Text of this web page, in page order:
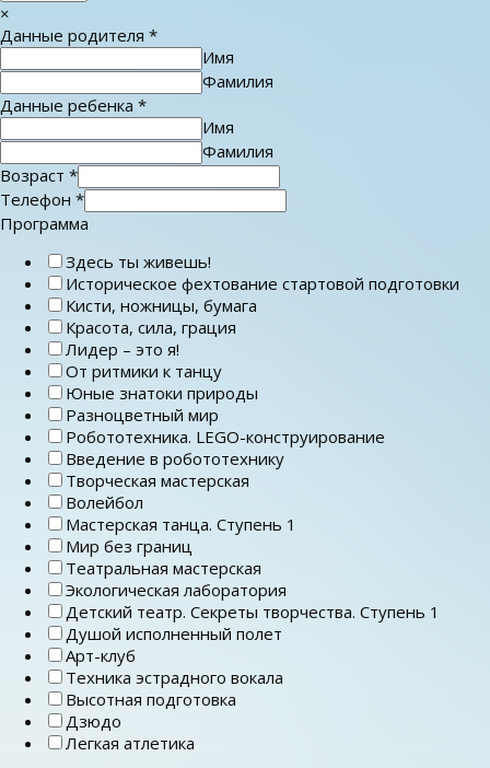
×
Данные родителя *
Имя
Фамилия
Данные ребенка *
Имя
Фамилия
Возраст *
Телефон *
Программа
Здесь ты живешь!
Историческое фехтование стартовой подготовки
Кисти, ножницы, бумага
Красота, сила, грация
Лидер – это я!
От ритмики к танцу
Юные знатоки природы
Разноцветный мир
Робототехника. LEGO-конструирование
Введение в робототехнику
Творческая мастерская
Волейбол
Мастерская танца. Ступень 1
Мир без границ
Театральная мастерская
Экологическая лаборатория
Детский театр. Секреты творчества. Ступень 1
Душой исполненный полет
Арт-клуб
Техника эстрадного вокала
Высотная подготовка
Дзюдо
Легкая атлетика